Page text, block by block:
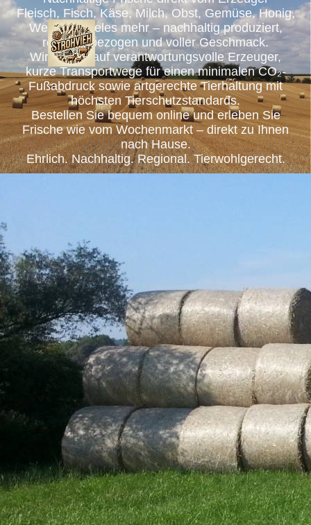
Fleisch, Fisch, Käse, Milch, Obst, Gemüse, Honig,
Wein und vieles mehr – nachhaltig produziert,
regional bezogen und voller Geschmack.
Wir setzen auf verantwortungsvolle Erzeuger,
kurze Transportwege für einen minimalen CO₂-
Fußabdruck sowie artgerechte Tierhaltung mit
höchsten Tierschutzstandards.
Bestellen Sie bequem online und erleben Sie
Frische wie vom Wochenmarkt – direkt zu Ihnen
nach Hause.
Ehrlich. Nachhaltig. Regional. Tierwohlgerecht.